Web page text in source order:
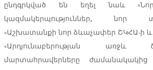
ընդգրկված են եղել նաև
կազմակերպություններ, նոր
«Աշխատանքի նոր ձևաչափեր ՇԿՀԱ-ի և
«Արդյունաբերության
մարտահրավերները ժամանակակից